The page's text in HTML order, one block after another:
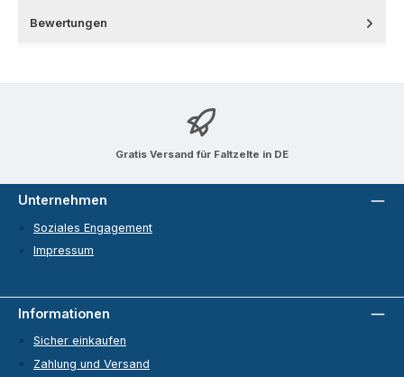
Bewertungen
Gratis Versand für Faltzelte in DE
Unternehmen
Soziales Engagement
Impressum
Informationen
Sicher einkaufen
Zahlung und Versand